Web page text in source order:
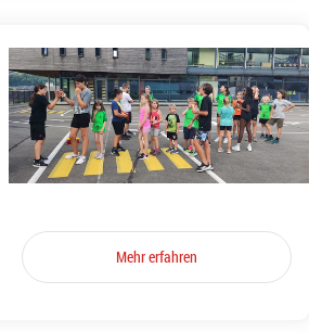
Mehr erfahren